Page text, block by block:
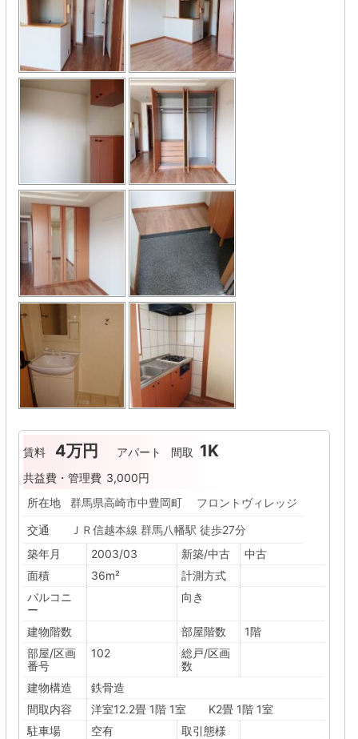
賃料 4万円 アパート 間取 1K
共益費・管理費 3,000円
所在地
群馬県高崎市中豊岡町 フロントヴィレッジ
交通
ＪＲ信越本線 群馬八幡駅 徒歩27分
築年月
2003/03 新築/中古
中古
面積
36m²
計測方式
バルコニ
ー
向き
建物階数 部屋階数
1階
部屋/区画
番号
102
総戸/区画
数
建物構造
鉄骨造
間取内容
洋室12.2畳 1階 1室 K2畳 1階 1室
駐車場
空有
取引態様